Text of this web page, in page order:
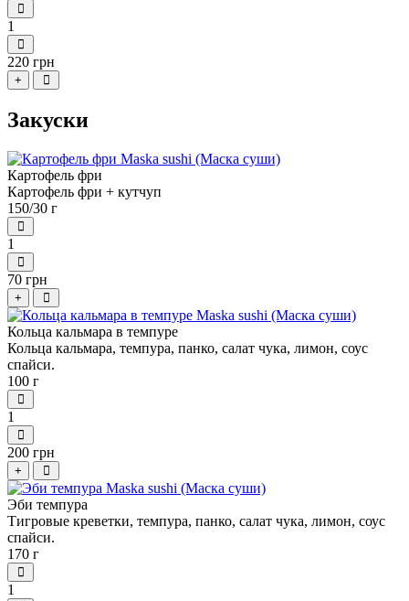
1
220 грн
+
Закуски
Картофель фри
Картофель фри + кутчуп
150/30 г
1
70 грн
+
Кольца кальмара в темпуре
Кольца кальмара, темпура, панко, салат чука, лимон, соус
спайси.
100 г
1
200 грн
+
Эби темпура
Тигровые креветки, темпура, панко, салат чука, лимон, соус
спайси.
170 г
1